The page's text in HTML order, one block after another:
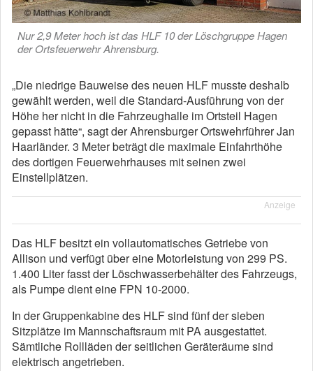
Nur 2,9 Meter hoch ist das HLF 10 der Löschgruppe Hagen
der Ortsfeuerwehr Ahrensburg.
„Die niedrige Bauweise des neuen HLF musste deshalb
gewählt werden, weil die Standard-Ausführung von der
Höhe her nicht in die Fahrzeughalle im Ortsteil Hagen
gepasst hätte“, sagt der Ahrensburger Ortswehrführer Jan
Haarländer. 3 Meter beträgt die maximale Einfahrthöhe
des dortigen Feuerwehrhauses mit seinen zwei
Einstellplätzen.
Anzeige
Das HLF besitzt ein vollautomatisches Getriebe von
Allison und verfügt über eine Motorleistung von 299 PS.
1.400 Liter fasst der Löschwasserbehälter des Fahrzeugs,
als Pumpe dient eine FPN 10-2000.
In der Gruppenkabine des HLF sind fünf der sieben
Sitzplätze im Mannschaftsraum mit PA ausgestattet.
Sämtliche Rollläden der seitlichen Geräteräume sind
elektrisch angetrieben.